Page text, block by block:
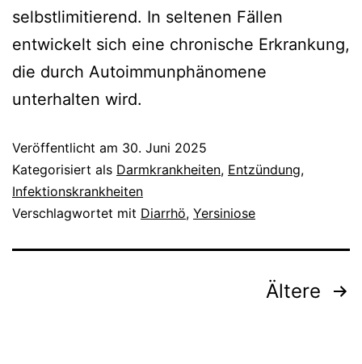
selbstlimitierend. In seltenen Fällen
entwickelt sich eine chronische Erkrankung,
die durch Autoimmunphänomene
unterhalten wird.
Veröffentlicht am 30. Juni 2025
Kategorisiert als Darmkrankheiten, Entzündung,
Infektionskrankheiten
Verschlagwortet mit Diarrhö, Yersiniose
Seitennummerierung
Ältere